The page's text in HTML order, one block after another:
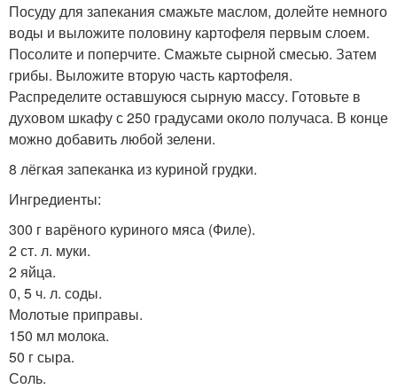
Посуду для запекания смажьте маслом, долейте немного
воды и выложите половину картофеля первым слоем.
Посолите и поперчите. Смажьте сырной смесью. Затем
грибы. Выложите вторую часть картофеля.
Распределите оставшуюся сырную массу. Готовьте в
духовом шкафу с 250 градусами около получаса. В конце
можно добавить любой зелени.
8 лёгкая запеканка из куриной грудки.
Ингредиенты:
300 г варёного куриного мяса (Филе).
2 ст. л. муки.
2 яйца.
0, 5 ч. л. соды.
Молотые приправы.
150 мл молока.
50 г сыра.
Соль.